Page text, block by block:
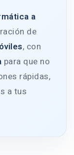
a
de
, con
para que no
rápidas,
a tus